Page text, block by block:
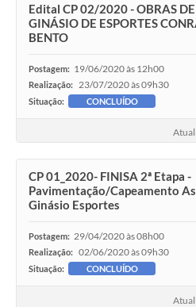
Edital CP 02/2020 - OBRAS
GINÁSIO DE ESPORTES
BENTO
Postagem: 19/06/2020 às 12h00
Realização: 23/07/2020 às 09h30
Situação: CONCLUÍDO
CP 01_2020- FINISA 2ª Etapa -
Pavimentação/Capeamento
Ginásio Esportes
Postagem: 29/04/2020 às 08h00
Realização: 02/06/2020 às 09h30
Situação: CONCLUÍDO